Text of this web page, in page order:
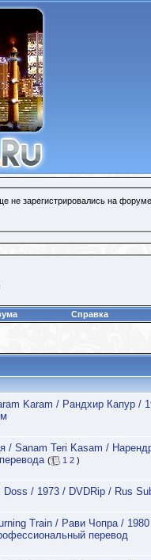
не зарегистрировались на
Справка
Karam / Рандхир Капур /
/ Sanam Teri Kasam /
( 1 2 )
/ 1973 / DVDRip / Rus
Train / Рави Чопра /
перевод